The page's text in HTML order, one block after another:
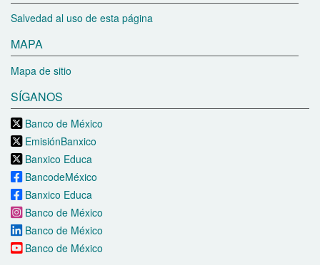
Salvedad al uso de esta página
MAPA
Mapa de sitio
SÍGANOS
Banco de México
EmisiónBanxico
Banxico Educa
BancodeMéxico
Banxico Educa
Banco de México
Banco de México
Banco de México